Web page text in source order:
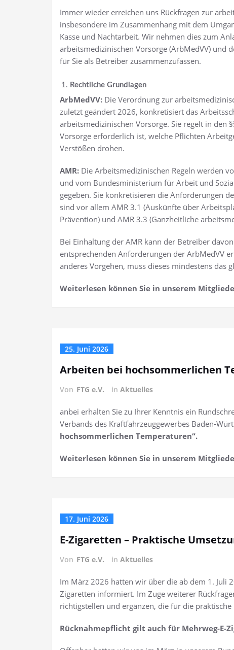
Immer wieder erreichen uns Rückfragen zur
insbesondere im Zusammenhang mit dem
Kasse und Nachtarbeit. Wir nehmen dies zum
arbeitsmedizinischen Vorsorge (ArbMedVV) und
für Sie als Betreiber zusammenzufassen.
Rechtliche Grundlagen
ArbMedVV: Die Verordnung zur
zuletzt geändert 2026, konkretisiert das
arbeitsmedizinischen Vorsorge. Sie regelt in den
Vorsorge erforderlich ist, welche Pflichten
Verstößen drohen.
AMR: Die Arbeitsmedizinischen Regeln werden
und vom Bundesministerium für Arbeit und
gegeben. Sie konkretisieren die Anforderungen
sind vor allem AMR 3.1 (Auskünfte über
Prävention) und AMR 3.3 (Ganzheitliche
Bei Einhaltung der AMR kann der Betreiber
entsprechenden Anforderungen der ArbMedVV
anderes Vorgehen, muss dieses mindestens das
Weiterlesen können Sie in unserem
25. Juni 2026
Arbeiten bei hochsommerlichen
Von FTG e.V. in Aktuelles
anbei erhalten Sie zu Ihrer Kenntnis ein
Verbands des Kraftfahrzeuggewerbes Baden-
hochsommerlichen Temperaturen“.
Weiterlesen können Sie in unserem
17. Juni 2026
E-Zigaretten – Praktische
Von FTG e.V. in Aktuelles
Im März 2026 hatten wir über die ab dem 1. Juli
Zigaretten informiert. Im Zuge weiterer
richtigstellen und ergänzen, die für die
Rücknahmepflicht gilt auch für Mehrweg-E-